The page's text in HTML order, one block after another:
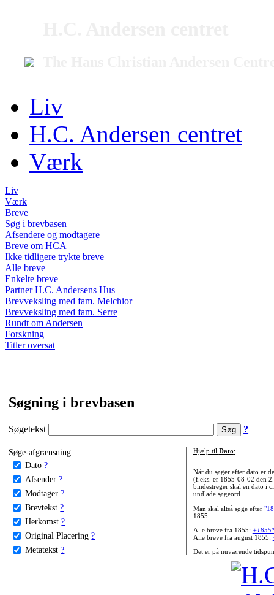
Liv
H.C. Andersen centret
Værk
Liv
Værk
Breve
Søg i brevbasen
Afsendere og modtagere
Breve om HCA
Ikke tidligere trykte breve
Alle breve
Enkelte breve
Partner H.C. Andersens Hus
Brevveksling med fam. Melchior
Brevveksling med fam. Serre
Rundt om Andersen
Forskning
Titler oversat
Søgning i brevbasen
Søgetekst ?
Søge-afgrænsning:
Dato ?
Afsender ?
Modtager ?
Brevtekst ?
Herkomst ?
Original Placering ?
Metatekst ?
Hjælp til Dato:
Når du søger efter dato er
(f.eks. er 1855-08-02 den
bindestreger skal en dato i
undlade søgeord.
Man skal altså søge efter
1855.
Alle breve fra 1855:
Alle breve fra august 1855:
Det er på nuværende